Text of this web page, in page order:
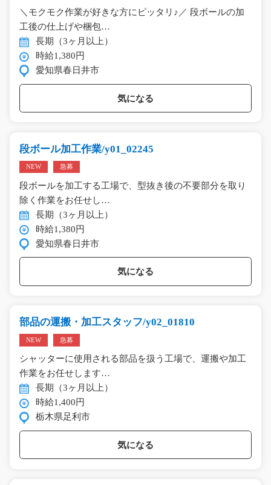
＼モクモク作業が好きな方にピッタリ♪／ 段ボールの加
工後の仕上げや梱包…
長期（3ヶ月以上）
時給1,380円
愛知県春日井市
気になる
段ボール加工作業/y01_02245
NEW 急募
段ボールを加工する工場で、型抜き後の不要部分を取り
除く作業をお任せし…
長期（3ヶ月以上）
時給1,380円
愛知県春日井市
気になる
部品の運搬・加工スタッフ/y02_01810
NEW 急募
シャッターに使用される部品を扱う工場で、運搬や加工
作業をお任せします…
長期（3ヶ月以上）
時給1,400円
栃木県足利市
気になる